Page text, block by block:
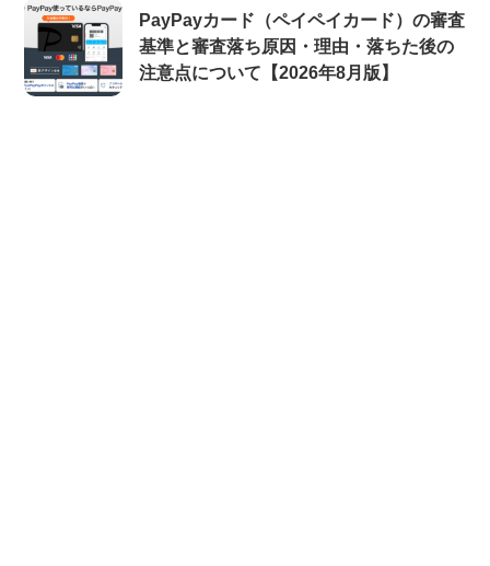
PayPayカード（ペイペイカード）の審査
基準と審査落ち原因・理由・落ちた後の
注意点について【2026年8月版】